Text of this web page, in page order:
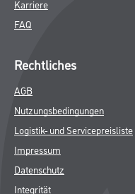
Karriere
FAQ
Rechtliches
AGB
Nutzungsbedingungen
Logistik- und Servicepreisliste
Impressum
Datenschutz
Integrität